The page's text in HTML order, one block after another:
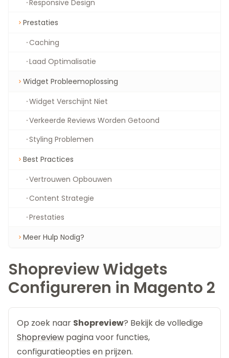
Responsive Design
Prestaties
Caching
Laad Optimalisatie
Widget Probleemoplossing
Widget Verschijnt Niet
Verkeerde Reviews Worden Getoond
Styling Problemen
Best Practices
Vertrouwen Opbouwen
Content Strategie
Prestaties
Meer Hulp Nodig?
Shopreview Widgets
Configureren in Magento 2
Op zoek naar Shopreview? Bekijk de volledige
Shopreview pagina voor functies,
configuratieopties en prijzen.